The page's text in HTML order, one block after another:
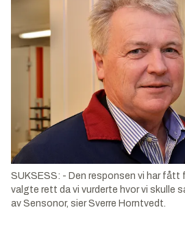
SUKSESS: - Den responsen vi har fått
valgte rett da vi vurderte hvor vi skulle
av Sensonor, sier Sverre Horntvedt.